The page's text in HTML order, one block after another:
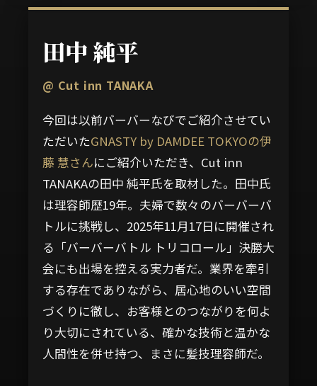
田中 純平
@ Cut inn TANAKA
今回は以前バーバーなびでご紹介させてい
ただいたGNASTY by DAMDEE TOKYOの伊
藤 慧さんにご紹介いただき、Cut inn
TANAKAの田中 純平氏を取材した。田中氏
は理容師歴19年。夫婦で数々のバーバーバ
トルに挑戦し、2025年11月17日に開催され
る「バーバーバトル トリコロール」決勝大
会にも出場を控える実力者だ。業界を牽引
する存在でありながら、居心地のいい空間
づくりに徹し、お客様とのつながりを何よ
り大切にされている、確かな技術と温かな
人間性を併せ持つ、まさに髪技理容師だ。